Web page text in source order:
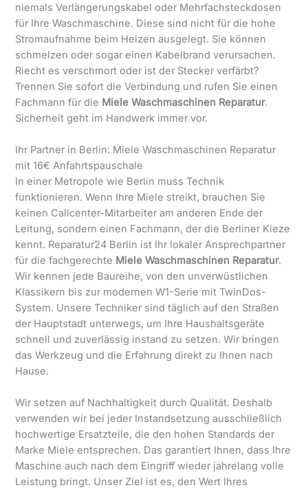
niemals Verlängerungskabel oder Mehrfachsteckdosen
für Ihre Waschmaschine. Diese sind nicht für die hohe
Stromaufnahme beim Heizen ausgelegt. Sie können
schmelzen oder sogar einen Kabelbrand verursachen.
Riecht es verschmort oder ist der Stecker verfärbt?
Trennen Sie sofort die Verbindung und rufen Sie einen
Fachmann für die Miele Waschmaschinen Reparatur.
Sicherheit geht im Handwerk immer vor.
Ihr Partner in Berlin: Miele Waschmaschinen Reparatur
mit 16€ Anfahrtspauschale
In einer Metropole wie Berlin muss Technik
funktionieren. Wenn Ihre Miele streikt, brauchen Sie
keinen Callcenter-Mitarbeiter am anderen Ende der
Leitung, sondern einen Fachmann, der die Berliner Kieze
kennt. Reparatur24 Berlin ist Ihr lokaler Ansprechpartner
für die fachgerechte Miele Waschmaschinen Reparatur.
Wir kennen jede Baureihe, von den unverwüstlichen
Klassikern bis zur modernen W1-Serie mit TwinDos-
System. Unsere Techniker sind täglich auf den Straßen
der Hauptstadt unterwegs, um Ihre Haushaltsgeräte
schnell und zuverlässig instand zu setzen. Wir bringen
das Werkzeug und die Erfahrung direkt zu Ihnen nach
Hause.
Wir setzen auf Nachhaltigkeit durch Qualität. Deshalb
verwenden wir bei jeder Instandsetzung ausschließlich
hochwertige Ersatzteile, die den hohen Standards der
Marke Miele entsprechen. Das garantiert Ihnen, dass Ihre
Maschine auch nach dem Eingriff wieder jahrelang volle
Leistung bringt. Unser Ziel ist es, den Wert Ihres